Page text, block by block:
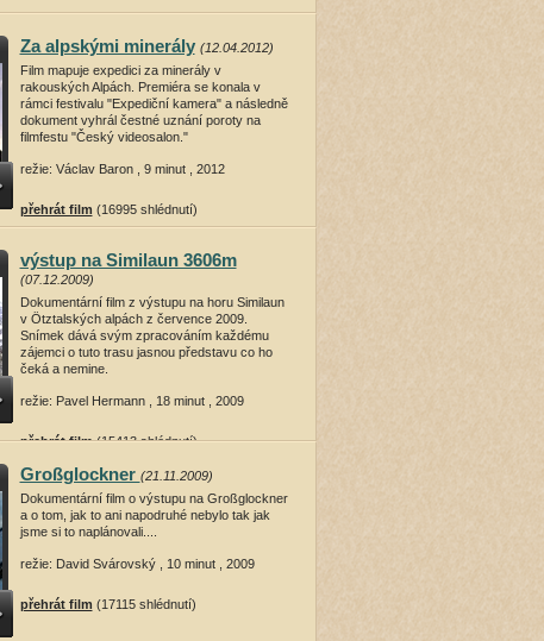
Za alpskými minerály (12.04.2012)
Film mapuje expedici za minerály v
rakouských Alpách. Premiéra se konala v
rámci festivalu "Expediční kamera" a následně
dokument vyhrál čestné uznání poroty na
filmfestu "Český videosalon."
režie: Václav Baron , 9 minut , 2012
přehrát film (16995 shlédnutí)
výstup na Similaun 3606m
(07.12.2009)
Dokumentární film z výstupu na horu Similaun
v Ötztalských alpách z července 2009.
Snímek dává svým zpracováním každému
zájemci o tuto trasu jasnou představu co ho
čeká a nemine.
režie: Pavel Hermann , 18 minut , 2009
přehrát film (15413 shlédnutí)
Großglockner (21.11.2009)
Dokumentární film o výstupu na Großglockner
a o tom, jak to ani napodruhé nebylo tak jak
jsme si to naplánovali....
režie: David Svárovský , 10 minut , 2009
přehrát film (17115 shlédnutí)